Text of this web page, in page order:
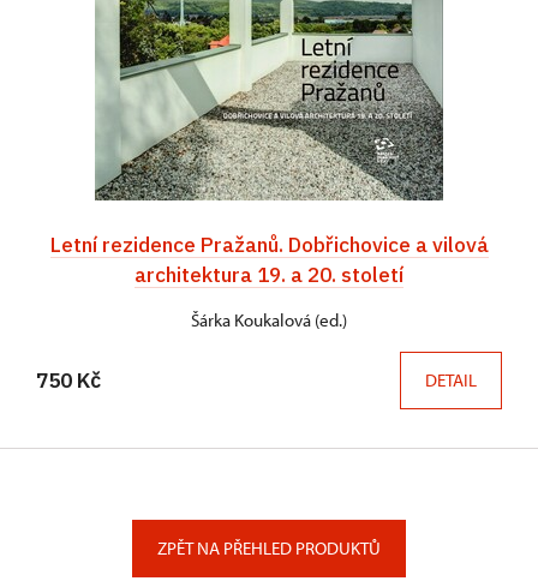
Letní rezidence Pražanů. Dobřichovice a vilová
architektura 19. a 20. století
Šárka Koukalová (ed.)
750 Kč DETAIL
ZPĚT NA PŘEHLED PRODUKTŮ